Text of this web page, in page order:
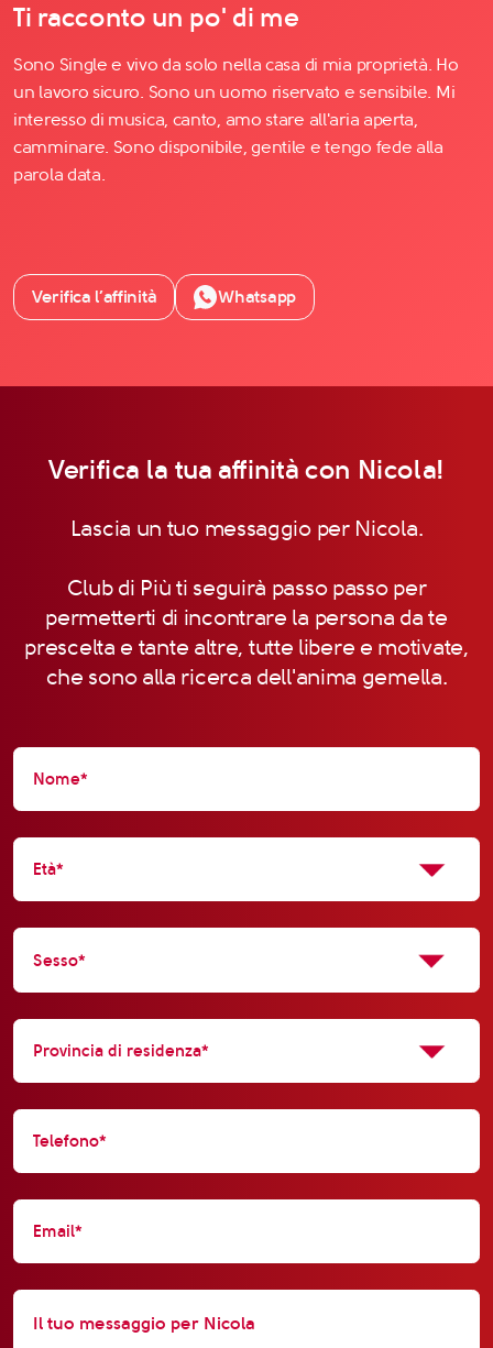
Ti racconto un po' di me
Sono Single e vivo da solo nella casa di mia proprietà. Ho
un lavoro sicuro. Sono un uomo riservato e sensibile. Mi
interesso di musica, canto, amo stare all'aria aperta,
camminare. Sono disponibile, gentile e tengo fede alla
parola data.
Verifica l’affinità Whatsapp
Verifica la tua affinità con Nicola!
Lascia un tuo messaggio per Nicola.
Club di Più ti seguirà passo passo per
permetterti di incontrare la persona da te
prescelta e tante altre, tutte libere e motivate,
che sono alla ricerca dell'anima gemella.